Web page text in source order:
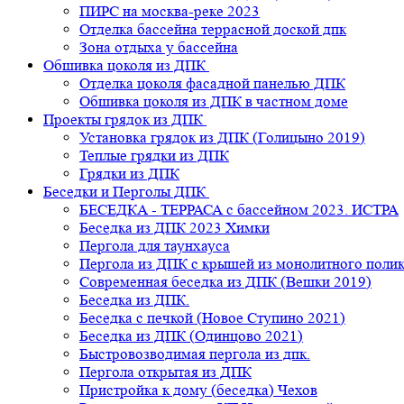
ПИРС на москва-реке 2023
Отделка бассейна террасной доской дпк
Зона отдыха у бассейна
Обшивка цоколя из ДПК
Отделка цоколя фасадной панелью ДПК
Обшивка цоколя из ДПК в частном доме
Проекты грядок из ДПК
Установка грядок из ДПК (Голицыно 2019)
Теплые грядки из ДПК
Грядки из ДПК
Беседки и Перголы ДПК
БЕСЕДКА - ТЕРРАСА с бассейном 2023. ИСТРА
Беседка из ДПК 2023 Химки
Пергола для таунхауса
Пергола из ДПК с крышей из монолитного
Современная беседка из ДПК (Вешки 2019)
Беседка из ДПК.
Беседка с печкой (Новое Ступино 2021)
Беседка из ДПК (Одинцово 2021)
Быстровозводимая пергола из дпк.
Пергола открытая из ДПК
Пристройка к дому (беседка) Чехов